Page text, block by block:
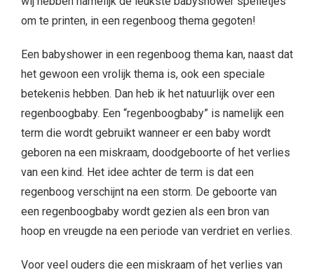
om te printen, in een regenboog thema gegoten!
Een babyshower in een regenboog thema kan, naast dat
het gewoon een vrolijk thema is, ook een speciale
betekenis hebben. Dan heb ik het natuurlijk over een
regenboogbaby. Een “regenboogbaby” is namelijk een
term die wordt gebruikt wanneer er een baby wordt
geboren na een miskraam, doodgeboorte of het verlies
van een kind. Het idee achter de term is dat een
regenboog verschijnt na een storm. De geboorte van
een regenboogbaby wordt gezien als een bron van
hoop en vreugde na een periode van verdriet en verlies.
Voor veel ouders die een miskraam of het verlies van